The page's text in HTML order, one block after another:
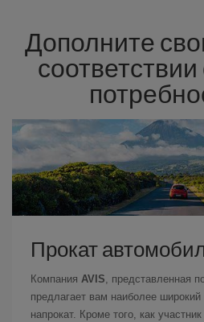
Дополните
Прокат
Компания AVIS, представленная
предлагает вам наиболее
напрокат. Кроме того, как